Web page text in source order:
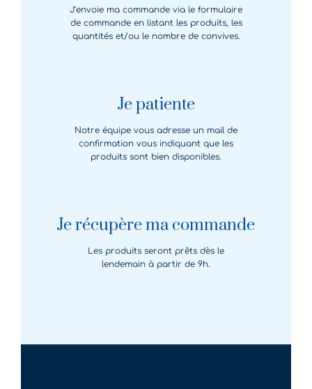
J’envoie ma commande via le formulaire
de commande en listant les produits, les
quantités et/ou le nombre de convives.
Je patiente
Notre équipe vous adresse un mail de
confirmation vous indiquant que les
produits sont bien disponibles.
Je récupère ma commande
Les produits seront prêts dès le
lendemain à partir de 9h.